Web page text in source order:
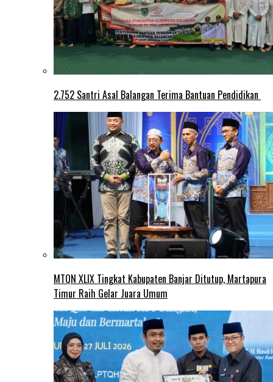
2.752 Santri Asal Balangan Terima Bantuan Pendidikan
MTQN XLIX Tingkat Kabupaten Banjar Ditutup, Martapura
Timur Raih Gelar Juara Umum